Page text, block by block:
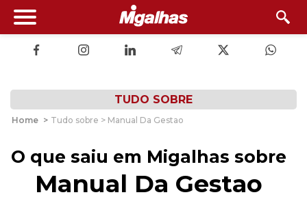
TUDO SOBRE
Home > Tudo sobre > Manual Da Gestao
O que saiu em Migalhas sobre
Manual Da Gestao